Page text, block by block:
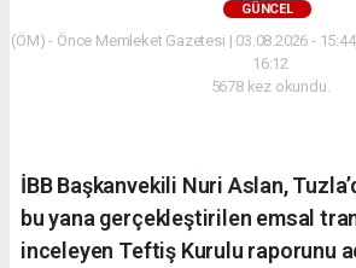
GÜNCEL
(ÖM) - Önce Memleket Gazetesi | 03.08.2026 -
16:12
5678 kez okundu.
İBB Başkanvekili Nuri Aslan,
bu yana gerçekleştirilen emsal
inceleyen Teftiş Kurulu raporunu